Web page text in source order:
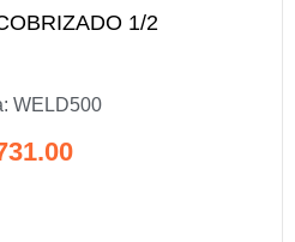
1/2
WELD500